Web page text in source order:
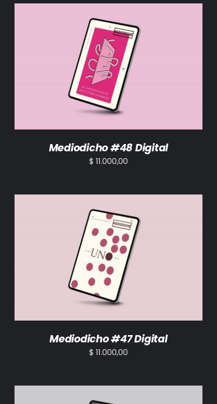
AÑADIR AL CARRITO /
Mediodicho #48 Digital
$ 11.000,00
AÑADIR AL CARRITO /
Mediodicho #47 Digital
$ 11.000,00